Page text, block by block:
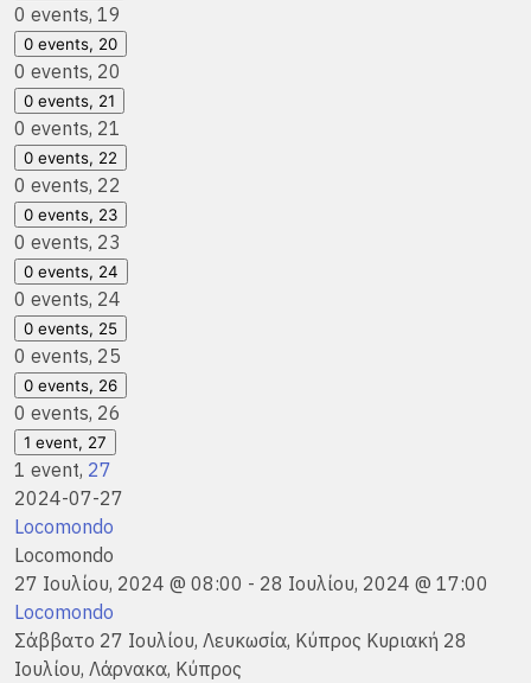
0 events, 19
0 events, 20
0 events, 20
0 events, 21
0 events, 21
0 events, 22
0 events, 22
0 events, 23
0 events, 23
0 events, 24
0 events, 24
0 events, 25
0 events, 25
0 events, 26
0 events, 26
1 event, 27
1 event, 27
2024-07-27
Locomondo
Locomondo
27 Ιουλίου, 2024 @ 08:00 - 28 Ιουλίου, 2024 @ 17:00
Locomondo
Σάββατο 27 Ιουλίου, Λευκωσία, Κύπρος Κυριακή 28
Ιουλίου, Λάρνακα, Κύπρος